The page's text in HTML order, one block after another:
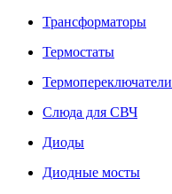
Трансформаторы
Термостаты
Термопереключатели
Слюда для СВЧ
Диоды
Диодные мосты